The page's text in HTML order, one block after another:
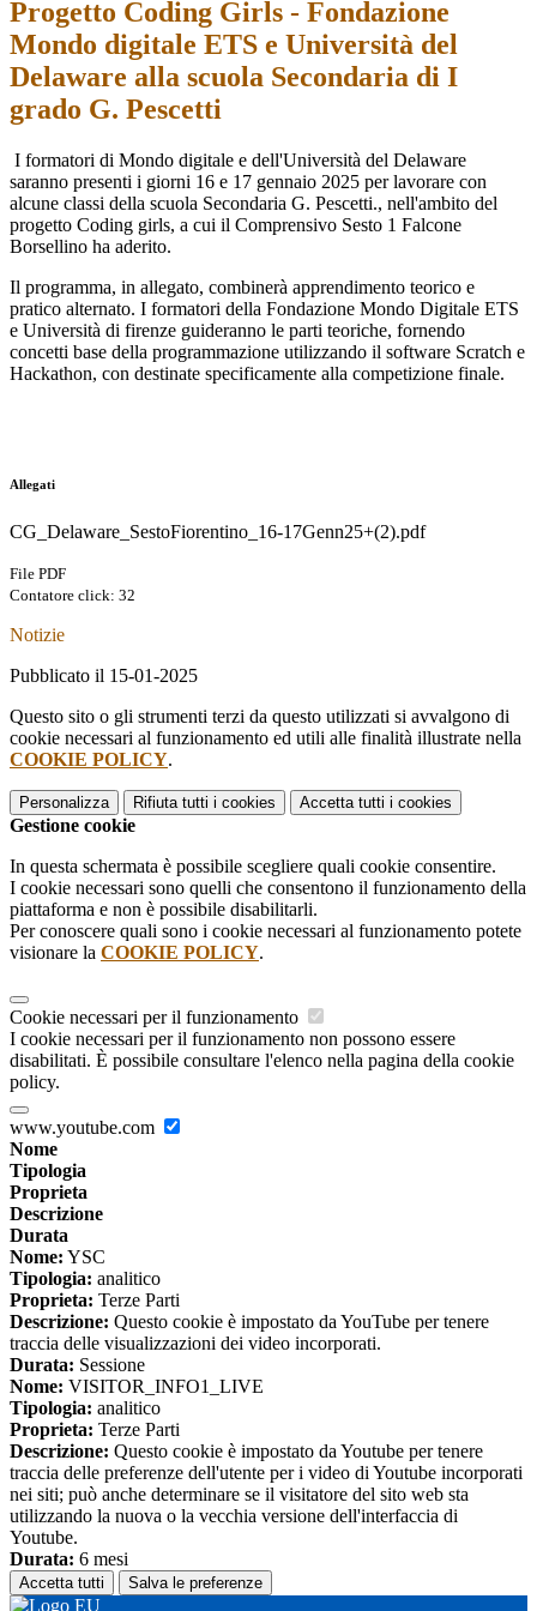
Progetto Coding Girls - Fondazione
Mondo digitale ETS e Università del
Delaware alla scuola Secondaria di I
grado G. Pescetti
I formatori di Mondo digitale e dell'Università del Delaware
saranno presenti i giorni 16 e 17 gennaio 2025 per lavorare con
alcune classi della scuola Secondaria G. Pescetti., nell'ambito del
progetto Coding girls, a cui il Comprensivo Sesto 1 Falcone
Borsellino ha aderito.
Il programma, in allegato, combinerà apprendimento teorico e
pratico alternato. I formatori della Fondazione Mondo Digitale ETS
e Università di firenze guideranno le parti teoriche, fornendo
concetti base della programmazione utilizzando il software Scratch e
Hackathon, con destinate specificamente alla competizione finale.
Allegati
CG_Delaware_SestoFiorentino_16-17Genn25+(2).pdf
File PDF
Contatore click: 32
Notizie
Pubblicato il 15-01-2025
Questo sito o gli strumenti terzi da questo utilizzati si avvalgono di
cookie necessari al funzionamento ed utili alle finalità illustrate nella
COOKIE POLICY.
Personalizza Rifiuta tutti i cookies Accetta tutti i cookies
Gestione cookie
In questa schermata è possibile scegliere quali cookie consentire.
I cookie necessari sono quelli che consentono il funzionamento della
piattaforma e non è possibile disabilitarli.
Per conoscere quali sono i cookie necessari al funzionamento potete
visionare la COOKIE POLICY.
Cookie necessari per il funzionamento
I cookie necessari per il funzionamento non possono essere
disabilitati. È possibile consultare l'elenco nella pagina della cookie
policy.
www.youtube.com
Nome
Tipologia
Proprieta
Descrizione
Durata
Nome: YSC
Tipologia: analitico
Proprieta: Terze Parti
Descrizione: Questo cookie è impostato da YouTube per tenere
traccia delle visualizzazioni dei video incorporati.
Durata: Sessione
Nome: VISITOR_INFO1_LIVE
Tipologia: analitico
Proprieta: Terze Parti
Descrizione: Questo cookie è impostato da Youtube per tenere
traccia delle preferenze dell'utente per i video di Youtube incorporati
nei siti; può anche determinare se il visitatore del sito web sta
utilizzando la nuova o la vecchia versione dell'interfaccia di
Youtube.
Durata: 6 mesi
Accetta tutti Salva le preferenze